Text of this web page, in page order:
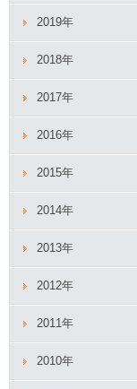
2019年
2018年
2017年
2016年
2015年
2014年
2013年
2012年
2011年
2010年